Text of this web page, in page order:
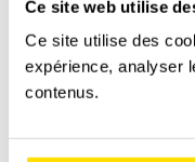
Ce site web utilise
Ce site utilise des
expérience, analyser
contenus.